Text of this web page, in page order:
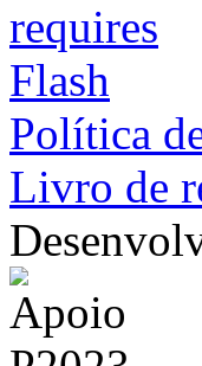
Política
Livro de